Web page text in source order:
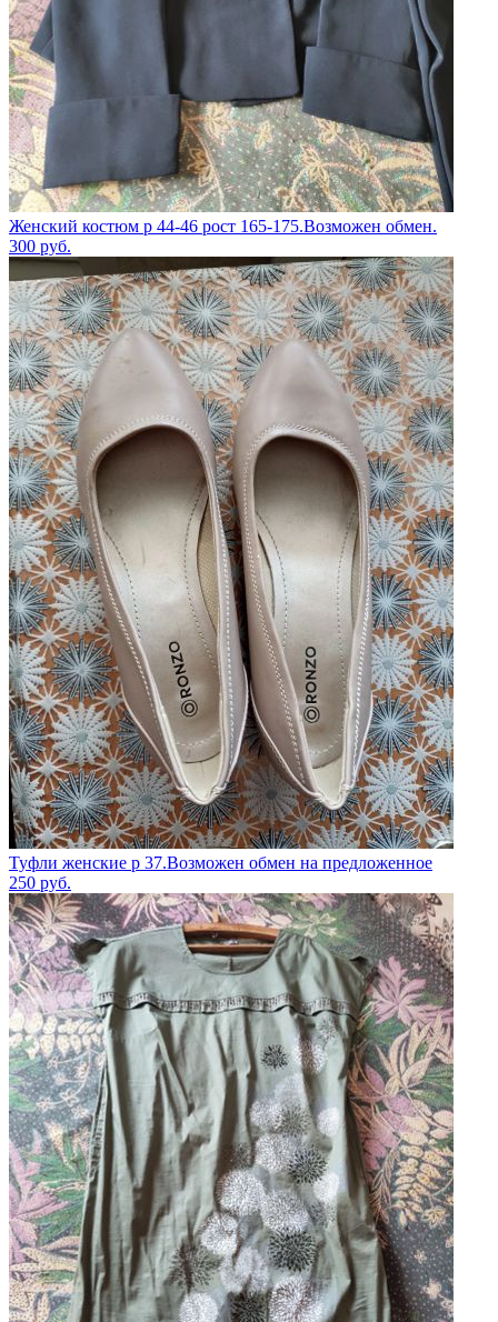
Женский костюм р 44-46 рост 165-175.Возможен обмен.
300 руб.
Туфли женские р 37.Возможен обмен на предложенное
250 руб.